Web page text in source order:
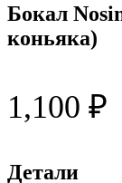
Бокал
коньяка)
1,100 ₽
Детали